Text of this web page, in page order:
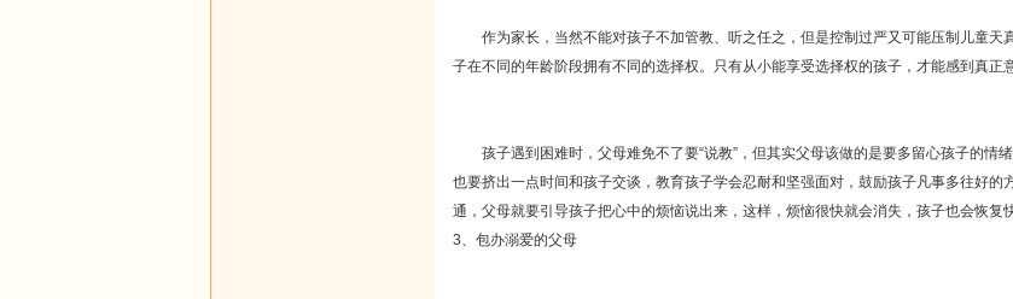
作为家长，当然不能对孩子不加管教、听之任之，但是控制过严又可能压制儿童天
子在不同的年龄阶段拥有不同的选择权。只有从小能享受选择权的孩子，才能感到真正
孩子遇到困难时，父母难免不了要“说教”，但其实父母该做的是要多留心孩子的情
也要挤出一点时间和孩子交谈，教育孩子学会忍耐和坚强面对，鼓励孩子凡事多往好
通，父母就要引导孩子把心中的烦恼说出来，这样，烦恼很快就会消失，孩子也会恢复快
3、包办溺爱的父母